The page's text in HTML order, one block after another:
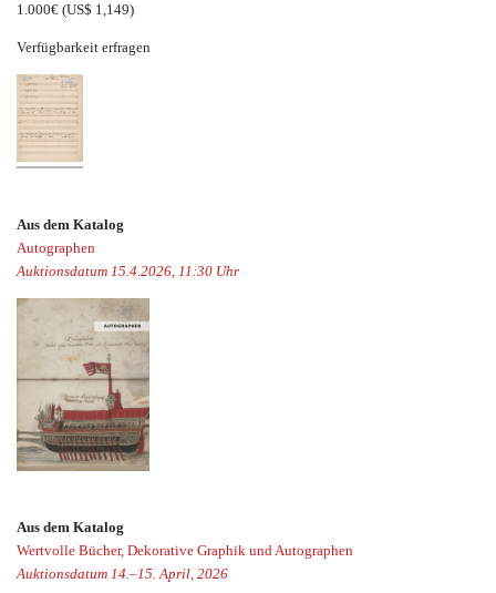
1.000€ (US$ 1,149)
Verfügbarkeit erfragen
Aus dem Katalog
Autographen
Auktionsdatum 15.4.2026, 11:30 Uhr
Aus dem Katalog
Wertvolle Bücher, Dekorative Graphik und Autographen
Auktionsdatum 14.–15. April, 2026